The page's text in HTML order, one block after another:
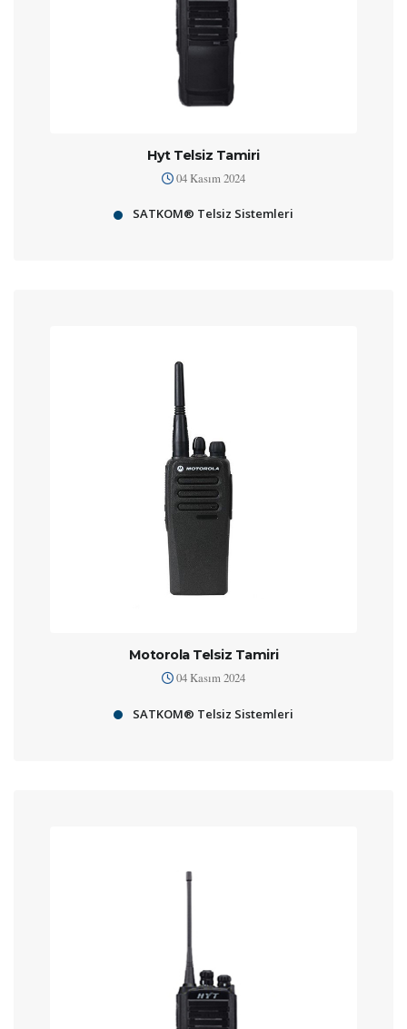
Hyt Telsiz Tamiri
04 Kasım 2024
SATKOM® Telsiz Sistemleri
Motorola Telsiz Tamiri
04 Kasım 2024
SATKOM® Telsiz Sistemleri